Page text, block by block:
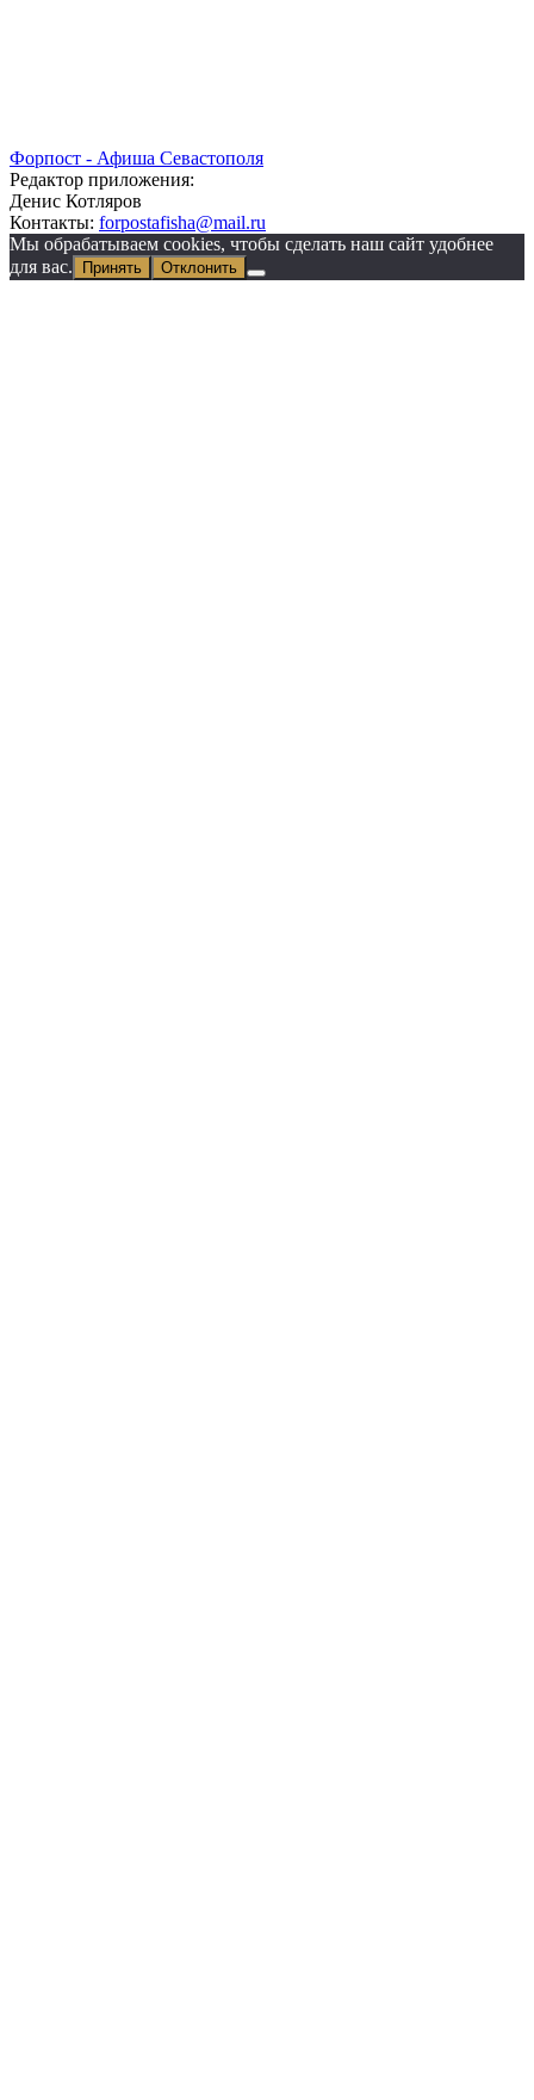
Форпост - Афиша Севастополя
Редактор приложения:
Денис Котляров
Контакты: forpostafisha@mail.ru
Мы обрабатываем cookies, чтобы сделать наш сайт удобнее
для вас.
Принять Отклонить